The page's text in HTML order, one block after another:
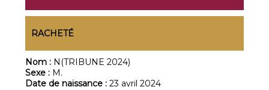
RACHETÉ
Nom : N(TRIBUNE 2024)
Sexe : M.
Date de naissance :23 avril 2024